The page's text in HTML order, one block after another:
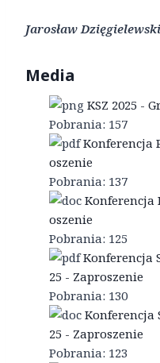
Jarosław Dzięgielewski
Media
KSZ 2025 -
Pobrania: 157
Konferencja
oszenie
Pobrania: 137
Konferencja
oszenie
Pobrania: 125
Konferencja
25 - Zaproszenie
Pobrania: 130
Konferencja
25 - Zaproszenie
Pobrania: 123